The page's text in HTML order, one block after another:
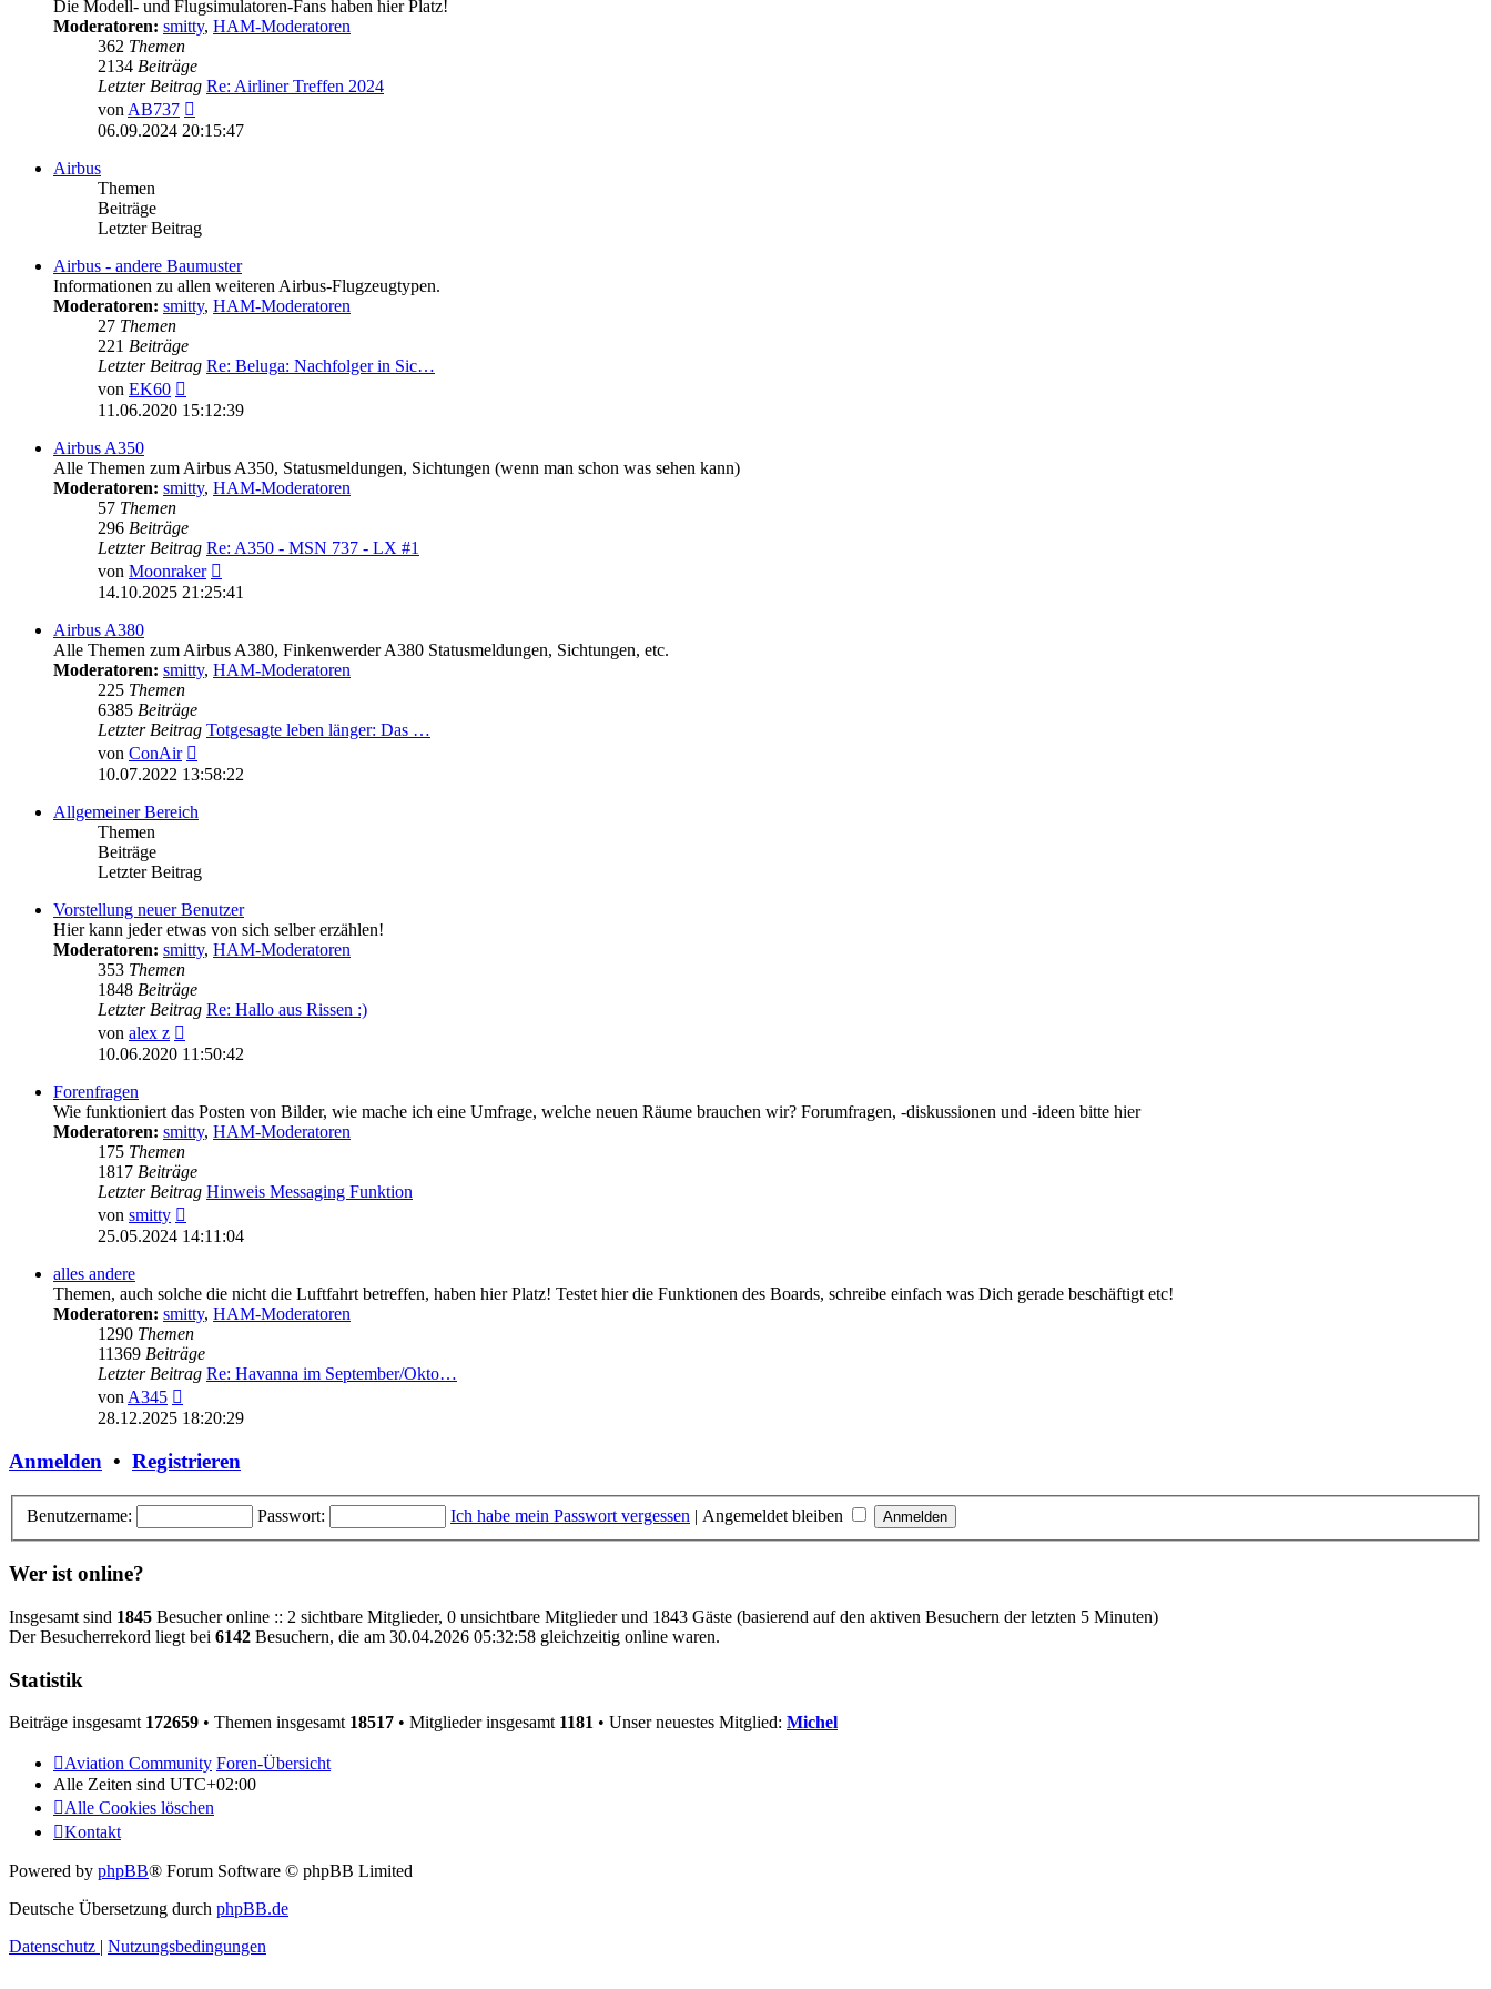
Die Modell- und Flugsimulatoren-Fans haben hier Platz!
Moderatoren: smitty, HAM-Moderatoren
362 Themen
2134 Beiträge
Letzter Beitrag Re: Airliner Treffen 2024
vonAB737
Beitrag
06.09.2024 20:15:47
Airbus
Themen
Beiträge
Letzter Beitrag
Airbus - andere Baumuster
Informationen zu allen weiteren Airbus-Flugzeugtypen.
Moderatoren: smitty, HAM-Moderatoren
27 Themen
221 Beiträge
Letzter Beitrag Re: Beluga: Nachfolger in Sic…
von EK60
Beitrag
11.06.2020 15:12:39
Airbus A350
Alle Themen zum Airbus A350, Statusmeldungen, Sichtungen (wenn man schon was sehen kann)
Moderatoren: smitty, HAM-Moderatoren
57 Themen
296 Beiträge
Letzter Beitrag Re: A350 - MSN 737 - LX #1
von Moonraker
Beitrag
14.10.2025 21:25:41
Airbus A380
Alle Themen zum Airbus A380, Finkenwerder A380 Statusmeldungen, Sichtungen, etc.
Moderatoren: smitty, HAM-Moderatoren
225 Themen
6385 Beiträge
Letzter Beitrag Totgesagte leben länger: Das …
von ConAir
Beitrag
10.07.2022 13:58:22
Allgemeiner Bereich
Themen
Beiträge
Letzter Beitrag
Vorstellung neuer Benutzer
Hier kann jeder etwas von sich selber erzählen!
Moderatoren: smitty, HAM-Moderatoren
353 Themen
1848 Beiträge
Letzter Beitrag Re: Hallo aus Rissen :)
von alex z
Beitrag
10.06.2020 11:50:42
Forenfragen
Wie funktioniert das Posten von Bilder, wie mache ich eine Umfrage, welche neuen Räume brauchen wir? Forumfragen, -diskussionen und -ideen bitte hier
Moderatoren: smitty, HAM-Moderatoren
175 Themen
1817 Beiträge
Letzter Beitrag Hinweis Messaging Funktion
von smitty
Beitrag
25.05.2024 14:11:04
alles andere
Themen, auch solche die nicht die Luftfahrt betreffen, haben hier Platz! Testet hier die Funktionen des Boards, schreibe einfach was Dich gerade beschäftigt etc!
Moderatoren: smitty, HAM-Moderatoren
1290 Themen
11369 Beiträge
Letzter Beitrag Re: Havanna im September/Okto…
vonA345
Beitrag
28.12.2025 18:20:29
Anmelden • Registrieren
Benutzername: Passwort: Ich habe mein Passwort vergessen | Angemeldet bleiben
Wer ist online?
Insgesamt sind 1845 Besucher online :: 2 sichtbare Mitglieder, 0 unsichtbare Mitglieder und 1843 Gäste (basierend auf den aktiven Besuchern der letzten 5 Minuten)
Der Besucherrekord liegt bei 6142 Besuchern, die am 30.04.2026 05:32:58 gleichzeitig online waren.
Statistik
Beiträge insgesamt 172659 • Themen insgesamt 18517 • Mitglieder insgesamt 1181 • Unser neuestes Mitglied: Michel
Aviation Community Foren-Übersicht
Alle Zeiten sind UTC+02:00
Alle Cookies löschen
Kontakt
Powered by phpBB® Forum Software © phpBB Limited
Deutsche Übersetzung durch phpBB.de
Datenschutz | Nutzungsbedingungen